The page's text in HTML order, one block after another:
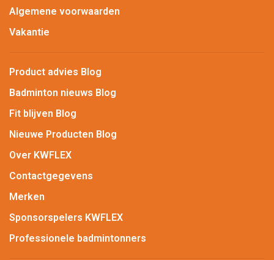
Algemene voorwaarden
Vakantie
Product advies Blog
Badminton nieuws Blog
Fit blijven Blog
Nieuwe Producten Blog
Over KWFLEX
Contactgegevens
Merken
Sponsorspelers KWFLEX
Professionele badmintonners